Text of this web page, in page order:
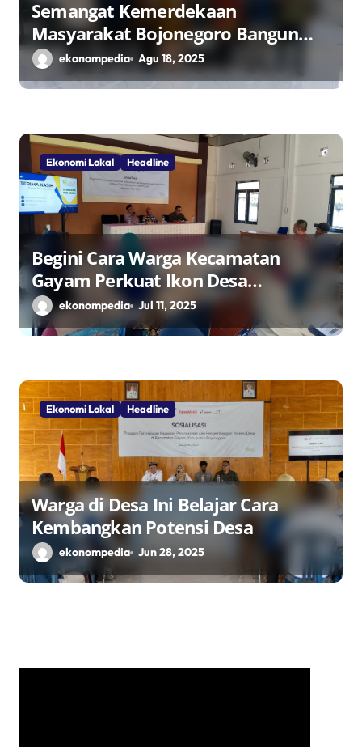
Semangat Kemerdekaan
Masyarakat Bojonegoro Bangun
Desa Mandiri Ekonomi
ekonompedia Agu 18, 2025
Ekonomi Lokal Headline
Begini Cara Warga Kecamatan
Gayam Perkuat Ikon Desa
Penggerak Ekonomi Lokal Melalui
TPID
ekonompedia Jul 11, 2025
Ekonomi Lokal Headline
Warga di Desa Ini Belajar Cara
Kembangkan Potensi Desa
ekonompedia Jun 28, 2025